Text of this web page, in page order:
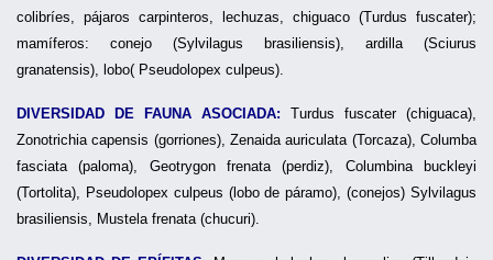
colibríes, pájaros carpinteros, lechuzas, chiguaco (Turdus fuscater);
mamíferos: conejo (Sylvilagus brasiliensis), ardilla (Sciurus
granatensis), lobo( Pseudolopex culpeus).
DIVERSIDAD DE FAUNA ASOCIADA: Turdus fuscater (chiguaca),
Zonotrichia capensis (gorriones), Zenaida auriculata (Torcaza), Columba
fasciata (paloma), Geotrygon frenata (perdiz), Columbina buckleyi
(Tortolita), Pseudolopex culpeus (lobo de páramo), (conejos) Sylvilagus
brasiliensis, Mustela frenata (chucuri).